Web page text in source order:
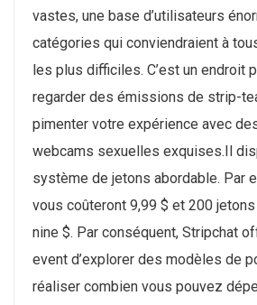
vastes, une base d’utilisateurs
catégories qui conviendraient à
les plus difficiles. C’est un endroit
regarder des émissions de strip-
pimenter votre expérience avec
webcams sexuelles exquises.Il
système de jetons abordable. Par
vous coûteront 9,99 $ et 200
nine $. Par conséquent, Stripchat
event d’explorer des modèles de
réaliser combien vous pouvez